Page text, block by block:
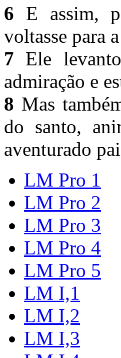
6 E assim,
voltasse para
7 Ele
admiração e
8 Mas
do santo,
aventurado
LM Pro 1
LM Pro 2
LM Pro 3
LM Pro 4
LM Pro 5
LM I,1
LM I,2
LM I,3